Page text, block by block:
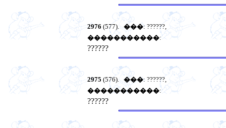
2976 (577).���: ??????,
�����������:
??????
2975 (576). ���: ??????,
�����������:
??????